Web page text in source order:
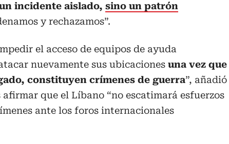
incidente aislado, sino un patrón
y rechazamos”.
el acceso de equipos de ayuda
nuevamente sus ubicaciones una vez que
constituyen crímenes de guerra”, añadió
que el Líbano “no escatimará esfuerzos
ante los foros internacionales